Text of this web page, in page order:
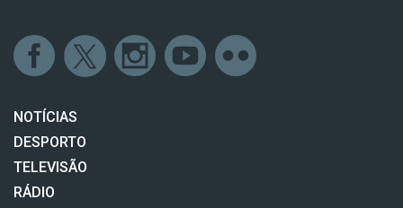
NOTÍCIAS
DESPORTO
TELEVISÃO
RÁDIO